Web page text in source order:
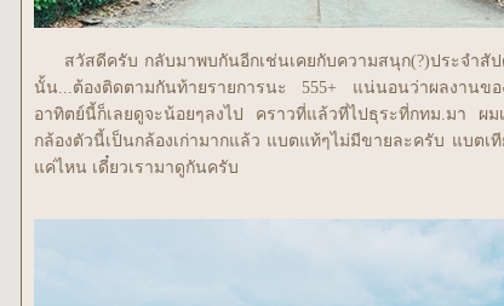
สวัสดีครับ กลับมาพบกันอีกเช่นเคยกับความสนุก(?)ประจำสัป
นั้น...ต้องติดตามกันท้ายรายการนะ 555+ แน่นอนว่าผลงานขอ
อาทิตย์นี้ก็เลยดูจะน้อยๆลงไป คราวที่แล้วที่ไปธุระที่กทม.มา ผ
กล้องตัวนี้เป็นกล้องเก่ามากแล้ว แบตแท้ๆไม่มีขายละครับ แบตเ
ค่ไหน เดี๋ยวเรามาดูกันครับ